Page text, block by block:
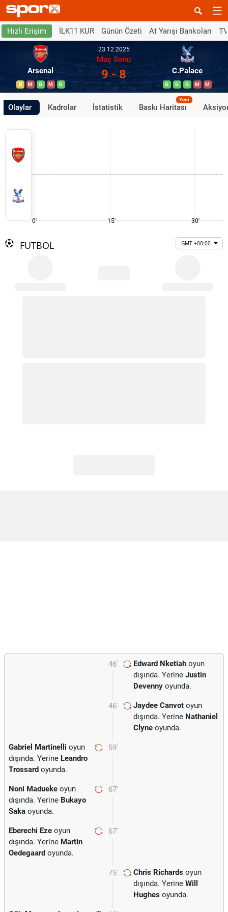
Hızlı Erişim İLK11 KUR Günün Özeti At Yarışı Bankoları
Arsenal
B M G M G
23.12.2025
Maç Sonu
9 - 8 C.Palace
G G G M M
Olaylar Kadrolar İstatistik Baskı Haritası
Yeni
0' 15' 30'
FUTBOL GMT +00:00
46' Edward Nketiah oyun
dışında. Yerine Justin
Devenny oyunda.
46' Jaydee Canvot oyun
dışında. Yerine Nathaniel
Clyne oyunda.
59'
Gabriel Martinelli oyun
dışında. Yerine Leandro
Trossard oyunda.
67'
Noni Madueke oyun
dışında. Yerine Bukayo
Saka oyunda.
67'
Eberechi Eze oyun
dışında. Yerine Martin
Oedegaard oyunda.
75' Chris Richards oyun
dışında. Yerine Will
Hughes oyunda.